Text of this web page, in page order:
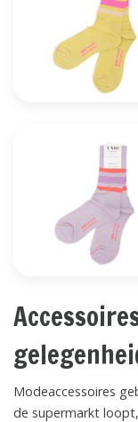
Modeaccessoires
de supermarkt